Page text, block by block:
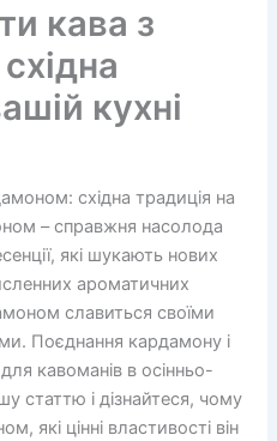
кава з
кухні
східна традиція на
– справжня насолода
які шукають нових
ароматичних
славиться своїми
Поєднання кардамону і
кавоманів в осінньо-
статтю і дізнайтеся, чому
які цінні властивості він